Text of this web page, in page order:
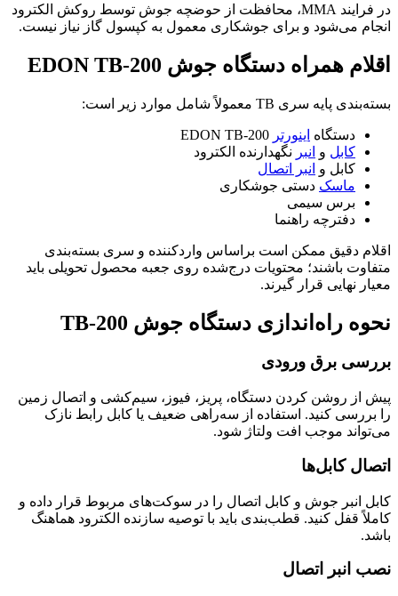
در فرایند MMA، محافظت از حوضچه جوش توسط روکش الکترود
انجام می‌شود و برای جوشکاری معمول به کپسول گاز نیاز نیست.
اقلام همراه دستگاه جوش EDON TB-200
بسته‌بندی پایه سری TB معمولاً شامل موارد زیر است:
دستگاه اینورتر
کابل و انبر نگهدارنده الکترود
کابل و انبر اتصال
ماسک دستی جوشکاری
برس سیمی
دفترچه راهنما
اقلام دقیق ممکن است براساس واردکننده و سری بسته‌بندی
متفاوت باشند؛ محتویات درج‌شده روی جعبه محصول تحویلی باید
معیار نهایی قرار گیرند.
نحوه راه‌اندازی دستگاه جوش TB-200
بررسی برق ورودی
پیش از روشن کردن دستگاه، پریز، فیوز، سیم‌کشی و اتصال زمین
را بررسی کنید. استفاده از سه‌راهی ضعیف یا کابل رابط نازک
می‌تواند موجب افت ولتاژ شود.
اتصال کابل‌ها
کابل انبر جوش و کابل اتصال را در سوکت‌های مربوط قرار داده و
کاملاً قفل کنید. قطب‌بندی باید با توصیه سازنده الکترود هماهنگ
باشد.
نصب انبر اتصال